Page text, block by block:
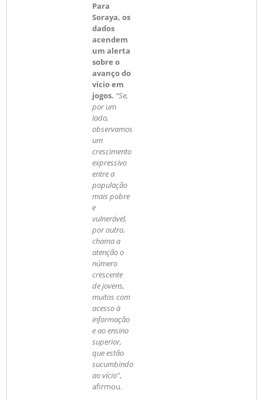
Para
Soraya, os
dados
acendem
um alerta
sobre o
avanço do
vício em
jogos. “Se,
por um
lado,
observamos
um
crescimento
expressivo
entre a
população
mais pobre
e
vulnerável,
por outro,
chama a
atenção o
número
crescente
de jovens,
muitos com
acesso à
informação
e ao ensino
superior,
que estão
sucumbindo
ao vício”,
afirmou.